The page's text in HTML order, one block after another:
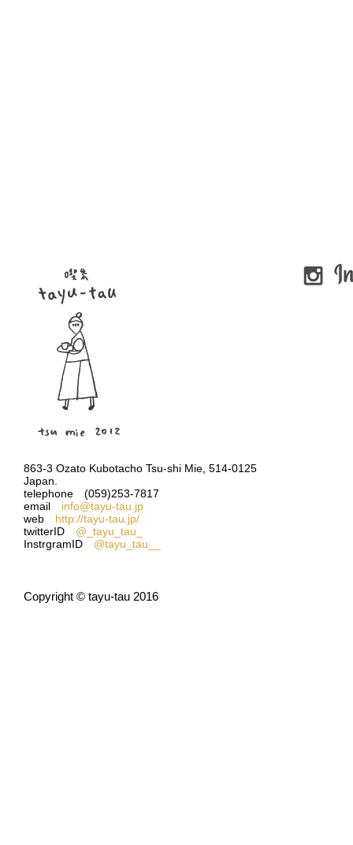
863-3 Ozato Kubotacho Tsu-shi Mie, 514-0125
Japan.
telephone (059)253-7817
email info@tayu-tau.jp
web http://tayu-tau.jp/
twitterID @_tayu_tau_
InstrgramID @tayu_tau__
Copyright © tayu-tau 2016